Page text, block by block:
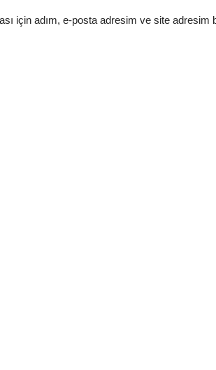
için adım, e-posta adresim ve site adresim